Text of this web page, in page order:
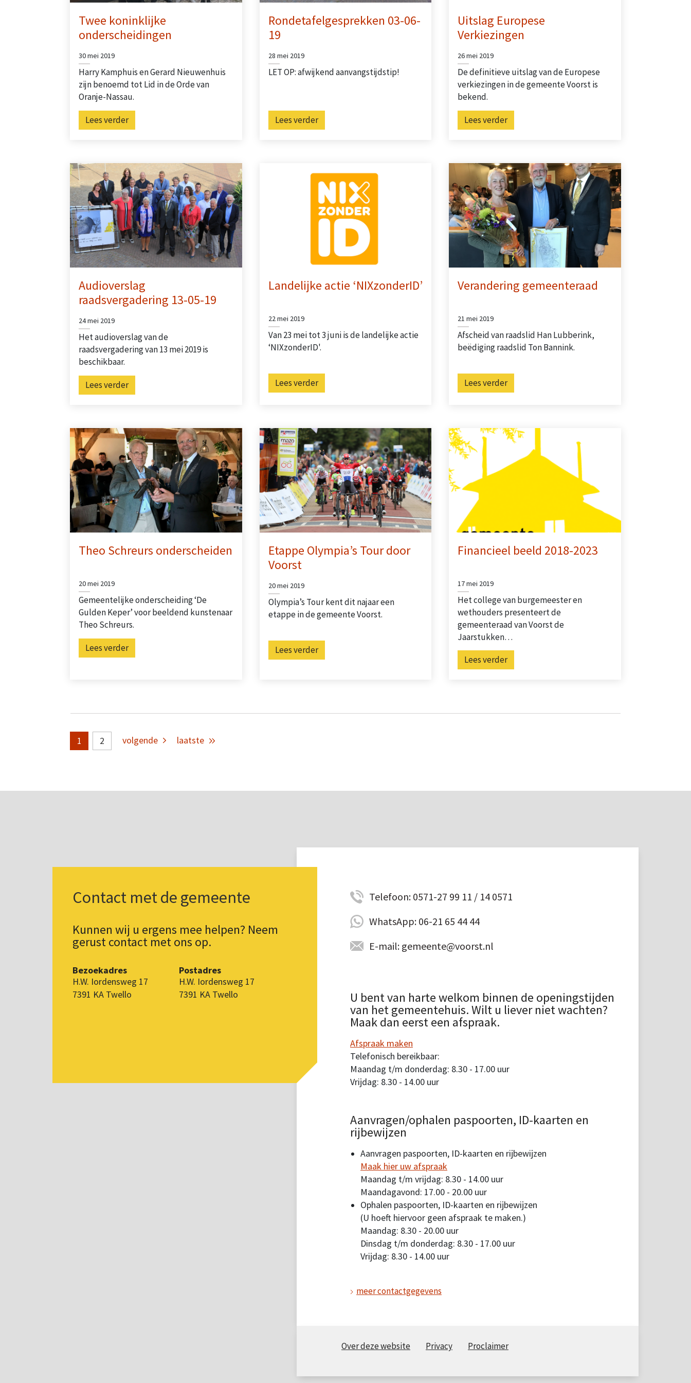
Twee koninklijke
onderscheidingen
30 mei 2019
Harry Kamphuis en Gerard Nieuwenhuis
zijn benoemd tot Lid in de Orde van
Oranje-Nassau.
Lees verder
Rondetafelgesprekken 03-06-
19
28 mei 2019
LET OP: afwijkend aanvangstijdstip!
Lees verder
Uitslag Europese
Verkiezingen
26 mei 2019
De definitieve uitslag van de Europese
verkiezingen in de gemeente Voorst is
bekend.
Lees verder
Audioverslag
raadsvergadering 13-05-19
24 mei 2019
Het audioverslag van de
raadsvergadering van 13 mei 2019 is
beschikbaar.
Lees verder
Landelijke actie ‘NIXzonderID’
22 mei 2019
Van 23 mei tot 3 juni is de landelijke actie
‘NIXzonderID'.
Lees verder
Verandering gemeenteraad
21 mei 2019
Afscheid van raadslid Han Lubberink,
beëdiging raadslid Ton Bannink.
Lees verder
Theo Schreurs onderscheiden
20 mei 2019
Gemeentelijke onderscheiding ‘De
Gulden Keper’ voor beeldend kunstenaar
Theo Schreurs.
Lees verder
Etappe Olympia’s Tour door
Voorst
20 mei 2019
Olympia’s Tour kent dit najaar een
etappe in de gemeente Voorst.
Lees verder
Financieel beeld 2018-2023
17 mei 2019
Het college van burgemeester en
wethouders presenteert de
gemeenteraad van Voorst de
Jaarstukken…
Lees verder
1 2 volgende laatste
Contact met de gemeente
Kunnen wij u ergens mee helpen? Neem
gerust contact met ons op.
Bezoekadres
H.W. Iordensweg 17
7391 KA Twello
Postadres
H.W. Iordensweg 17
7391 KA Twello
Telefoon: 0571-27 99 11 / 14 0571
WhatsApp: 06-21 65 44 44
E-mail: gemeente@voorst.nl
U bent van harte welkom binnen de openingstijden
van het gemeentehuis. Wilt u liever niet wachten?
Maak dan eerst een afspraak.
Afspraak maken
Telefonisch bereikbaar:
Maandag t/m donderdag: 8.30 - 17.00 uur
Vrijdag: 8.30 - 14.00 uur
Aanvragen/ophalen paspoorten, ID-kaarten en
rijbewijzen
Aanvragen paspoorten, ID-kaarten en rijbewijzen
Maak hier uw afspraak
Maandag t/m vrijdag: 8.30 - 14.00 uur
Maandagavond: 17.00 - 20.00 uur
Ophalen paspoorten, ID-kaarten en rijbewijzen
(U hoeft hiervoor geen afspraak te maken.)
Maandag: 8.30 - 20.00 uur
Dinsdag t/m donderdag: 8.30 - 17.00 uur
Vrijdag: 8.30 - 14.00 uur
meer contactgegevens
Over deze website Privacy Proclaimer